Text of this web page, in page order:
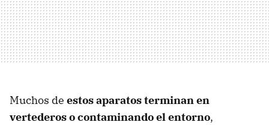
Muchos de estos aparatos terminan en
vertederos o contaminando el entorno,